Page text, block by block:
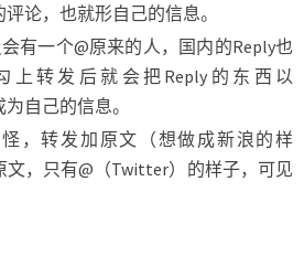
论，也就形自己的信息。
有一个@原来的人，国内的Reply也
上转发后就会把Reply的东西以
自己的信息。
，转发加原文（想做成新浪的样
文，只有@（Twitter）的样子，可见